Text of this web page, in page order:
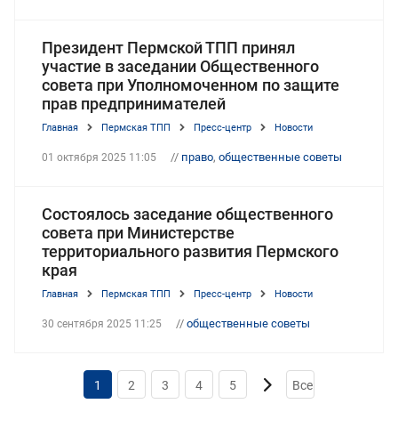
Президент Пермской ТПП принял
участие в заседании Общественного
совета при Уполномоченном по защите
прав предпринимателей
Главная Пермская ТПП Пресс-центр Новости
01 октября 2025 11:05 // право, общественные советы
Состоялось заседание общественного
совета при Министерстве
территориального развития Пермского
края
Главная Пермская ТПП Пресс-центр Новости
30 сентября 2025 11:25 // общественные советы
1 2 3 4 5 Все